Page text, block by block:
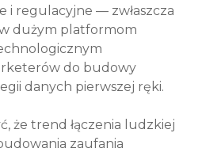
i regulacyjne — zwłaszcza
dużym platformom
do budowy
danych pierwszej ręki.
że trend łączenia ludzkiej
zaufania